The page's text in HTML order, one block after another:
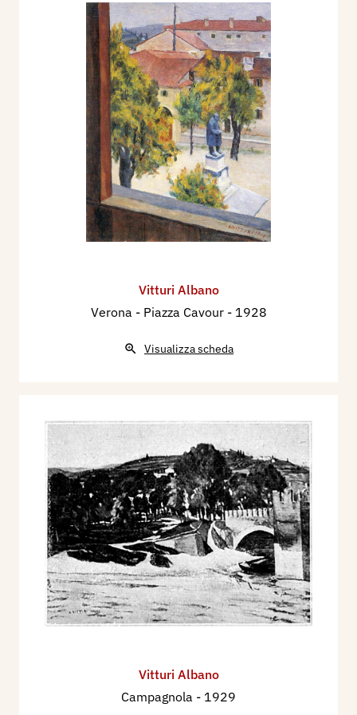
veneziana - MDCCCXCV-MCMXXXV - Mostra
Sindacale Veronese, III edizione, Verona.
1935 - Fabia Gatti, Espressioni d'arte religiosa
moderna (XIX Biennale Venezia), Città del
Vaticano, L'Illustrazione Vaticana, anno VI, n. 4,
16-28 febbraio, p. 194.
1936 - XX Biennale di Venezia. (?) (?)
1940 - Mostra degli Artisti Veronesi,
Castelvecchio, Verona.
1941 - Biennale Nazionale d’Arte della Società
Belle Arti di Verona, XLVII edizione, Verona.
Palazzo della Granguardia, XII edizione, Verona.
1946 - Galleria l’Albero, Verona, mostra
1948 - XXIV Biennale di Venezia, con 1 dipinto.
1950, Castelvecchio, Verona.
Nell'aprile/maggio 1950 partecipa alla VI Mostra
Italiana di Arte Sacra per la Casa Cristiana -
Primavera all'Angelicum, a Milano, con le opere: .
Gerolamo, S. Francesco parla agli uccelli.
1951 - Biennale Nazionale d’Arte della Società
Belle Arti di Verona, L edizione,Verona.
1953 - Biennale Nazionale d’Arte della Società
Belle Arti di Verona, LI edizione, Verona.
1957 - Mostra del centenario della Società Belle
Arti di Verona, Verona. - Collettiva di
Vitturi Albano
Verona - Piazza Cavour - 1928
Visualizza scheda
Vitturi Albano
Campagnola - 1929